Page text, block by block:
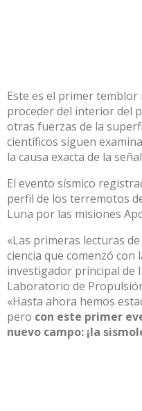
Este es el primer
proceder del interior del
otras fuerzas de la
científicos siguen
la causa exacta de la
El evento sísmico
perfil de los terremotos
Luna por las misiones
«Las primeras lecturas
ciencia que comenzó con
investigador principal de
Laboratorio de
«Hasta ahora hemos
pero con este primer
nuevo campo: ¡la